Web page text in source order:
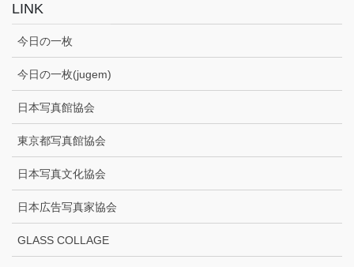
LINK
今日の一枚
今日の一枚(jugem)
日本写真館協会
東京都写真館協会
日本写真文化協会
日本広告写真家協会
GLASS COLLAGE